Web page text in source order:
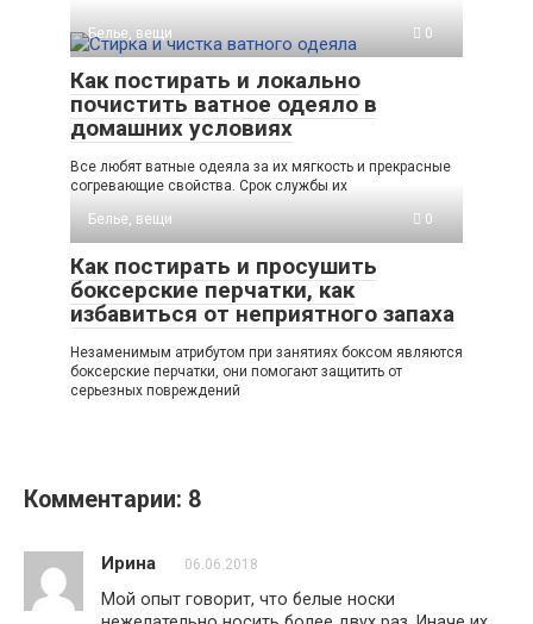
Белье, вещи 0
Как постирать и локально
почистить ватное одеяло в
домашних условиях
Все любят ватные одеяла за их мягкость и прекрасные
согревающие свойства. Срок службы их
Белье, вещи
0
Как постирать и просушить
боксерские перчатки, как
избавиться от неприятного запаха
Незаменимым атрибутом при занятиях боксом являются
боксерские перчатки, они помогают защитить от
серьезных повреждений
Комментарии: 8
Ирина 06.06.2018
Мой опыт говорит, что белые носки